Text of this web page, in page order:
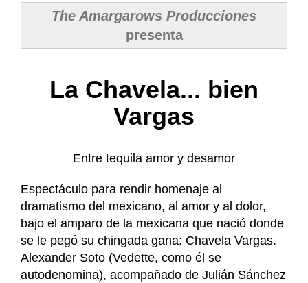
The Amargarows Producciones
presenta
La Chavela... bien
Vargas
Entre tequila amor y desamor
Espectáculo para rendir homenaje al
dramatismo del mexicano, al amor y al dolor,
bajo el amparo de la mexicana que nació donde
se le pegó su chingada gana: Chavela Vargas.
Alexander Soto (Vedette, como él se
autodenomina), acompañado de Julián Sánchez